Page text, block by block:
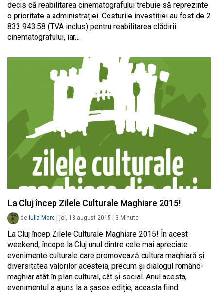
decis că reabilitarea cinematografului trebuie să reprezinte
o prioritate a administrației. Costurile investiției au fost de 2
833 943,58 (TVA inclus) pentru reabilitarea clădirii
cinematografului, iar…
La Cluj încep Zilele Culturale Maghiare 2015!
de Iulia Marc joi, 13 august 2015 3 Minute
La Cluj încep Zilele Culturale Maghiare 2015! În acest
weekend, începe la Cluj unul dintre cele mai apreciate
evenimente culturale care promovează cultura maghiară și
diversitatea valorilor acesteia, precum și dialogul româno-
maghiar atât în plan cultural, cât și social. Anul acesta,
evenimentul a ajuns la a șasea ediție, aceasta fiind